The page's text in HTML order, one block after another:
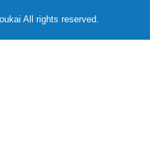
All rights reserved.